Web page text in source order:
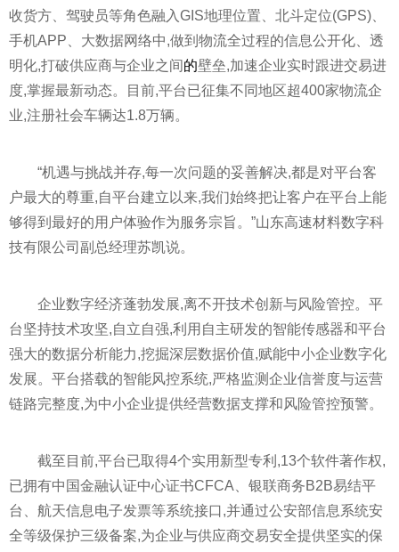
收货方、驾驶员等角色融入GIS地理位置、北斗定位(GPS)、
手机APP、大数据网络中,做到物流全过程的信息公开化、透
明化,打破供应商与企业之间的壁垒,加速企业实时跟进交易进
度,掌握最新动态。目前,平台已征集不同地区超400家物流企
业,注册社会车辆达1.8万辆。
“机遇与挑战并存,每一次问题的妥善解决,都是对平台客
户最大的尊重,自平台建立以来,我们始终把让客户在平台上能
够得到最好的用户体验作为服务宗旨。”山东高速材料数字科
技有限公司副总经理苏凯说。
企业数字经济蓬勃发展,离不开技术创新与风险管控。 平
台坚持技术攻坚,自立自强,利用自主研发的智能传感器和平台
强大的数据分析能力,挖掘深层数据价值,赋能中小企业数字化
发展。 平台搭载的智能风控系统,严格监测企业信誉度与运营
链路完整度,为中小企业提供经营数据支撑和风险管控预警。
截至目前,平台已取得4个实用新型专利,13个软件著作权,
已拥有中国金融认证中心证书CFCA、银联商务B2B易结平
台、航天信息电子发票等系统接口,并通过公安部信息系统安
全等级保护三级备案,为企业与供应商交易安全提供坚实的保